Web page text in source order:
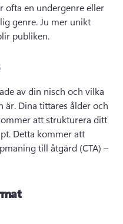
ofta en undergenre eller
genre. Ju mer unikt
publiken.
av din nisch och vilka
är. Dina tittares ålder och
att strukturera ditt
Detta kommer att
till åtgärd (CTA) –